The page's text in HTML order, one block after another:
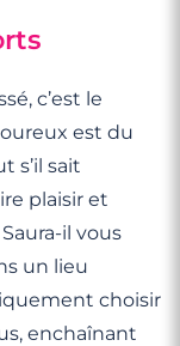
c’est le
est du
s’il sait
plaisir et
il vous
un lieu
choisir
enchaînant